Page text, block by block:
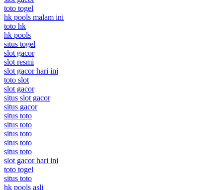
toto togel
hk pools malam ini
toto hk
hk pools
situs togel
slot gacor
slot resmi
slot gacor hari ini
toto slot
slot gacor
situs slot gacor
situs gacor
situs toto
situs toto
situs toto
situs toto
situs toto
slot gacor hari ini
toto togel
situs toto
hk pools asli